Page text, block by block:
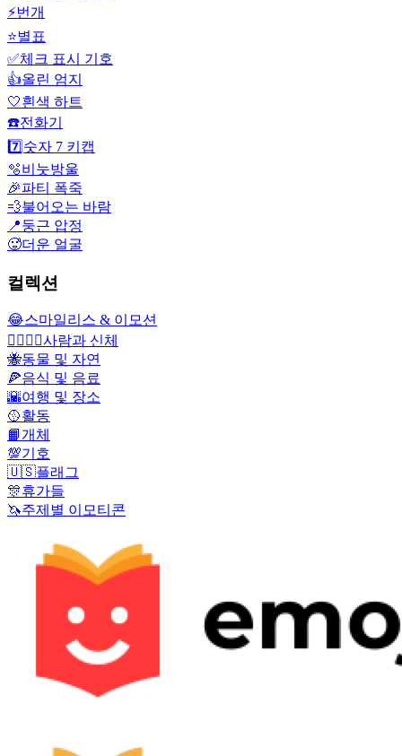
⚡번개
⭐별표
✅체크 표시 기호
👍올린 엄지
🤍흰색 하트
☎️전화기
7️⃣ 숫자 7 키캡
🫧비눗방울
🎉파티 폭죽
💨불어오는 바람
📍둥근 압정
🥵더운 얼굴
컬렉션
😂스마일리스 & 이모션
👩‍❤️‍💋‍👨사람과 신체
🐝동물 및 자연
🍕음식 및 음료
🌇여행 및 장소
🥎활동
📙개체
💯기호
🇺🇸플래그
🎊휴가들
🦄주제별 이모티콘